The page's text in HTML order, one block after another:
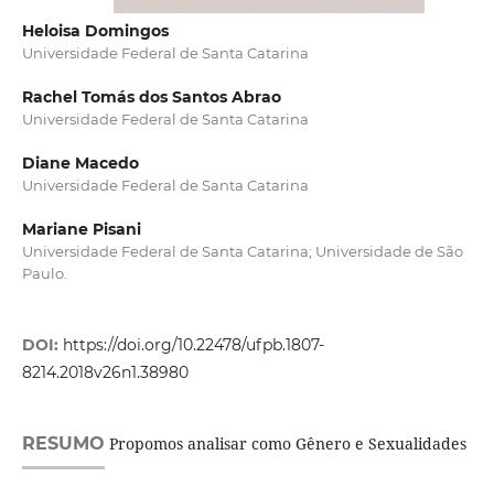
Heloisa Domingos
Universidade Federal de Santa Catarina
Rachel Tomás dos Santos Abrao
Universidade Federal de Santa Catarina
Diane Macedo
Universidade Federal de Santa Catarina
Mariane Pisani
Universidade Federal de Santa Catarina; Universidade de São
Paulo.
DOI: https://doi.org/10.22478/ufpb.1807-
8214.2018v26n1.38980
RESUMO Propomos analisar como Gênero e Sexualidades